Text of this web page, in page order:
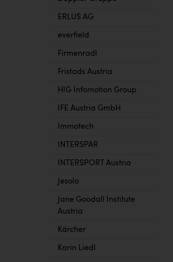
ERLUS AG
everfield
Firmenradl
Fristads Austria
HIG Infomotion Group
IFE Austria GmbH
Immotech
INTERSPAR
INTERSPORT Austria
Jesolo
Jane Goodall Institute
Austria
Kärcher
Karin Liedl